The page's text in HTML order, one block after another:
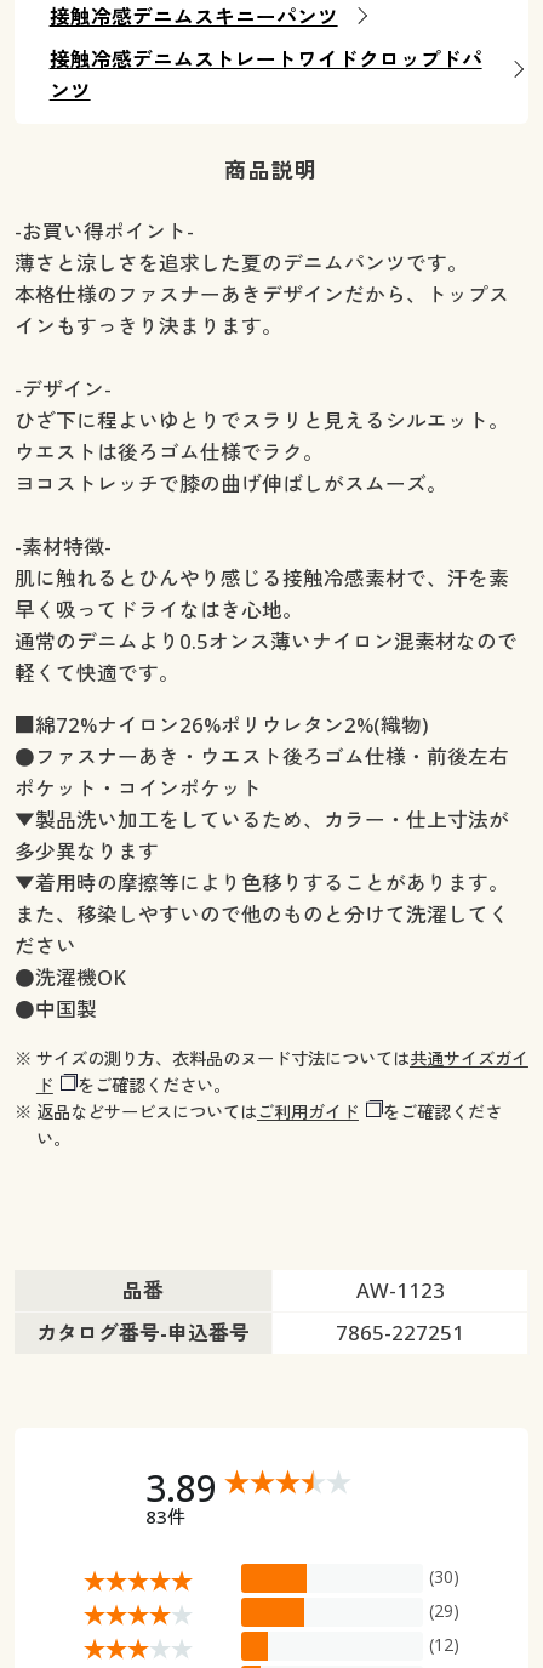
接触冷感デニムスキニーパンツ
接触冷感デニムストレートワイドクロップドパ
ンツ
商品説明
-お買い得ポイント-
薄さと涼しさを追求した夏のデニムパンツです。
本格仕様のファスナーあきデザインだから、トップス
インもすっきり決まります。
-デザイン-
ひざ下に程よいゆとりでスラリと見えるシルエット。
ウエストは後ろゴム仕様でラク。
ヨコストレッチで膝の曲げ伸ばしがスムーズ。
-素材特徴-
肌に触れるとひんやり感じる接触冷感素材で、汗を素
早く吸ってドライなはき心地。
通常のデニムより0.5オンス薄いナイロン混素材なので
軽くて快適です。
■綿72%ナイロン26%ポリウレタン2%(織物)
●ファスナーあき・ウエスト後ろゴム仕様・前後左右
ポケット・コインポケット
▼製品洗い加工をしているため、カラー・仕上寸法が
多少異なります
▼着用時の摩擦等により色移りすることがあります。
また、移染しやすいので他のものと分けて洗濯してく
ださい
●洗濯機OK
●中国製
※ サイズの測り方、衣料品のヌード寸法については共通サイズガイ
ド
をご確認ください。
※ 返品などサービスについてはご利用ガイド
をご確認くださ
い。
品番
AW-1123
カタログ番号-申込番号
7865-227251
3.89
83件
(30)
(29)
(12)